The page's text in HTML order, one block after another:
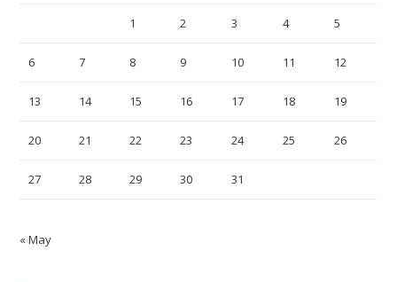
1 2 3 4 5
6 7 8 9 10 11 12
13 14 15 16 17 18 19
20 21 22 23 24 25 26
27 28 29 30 31
« May